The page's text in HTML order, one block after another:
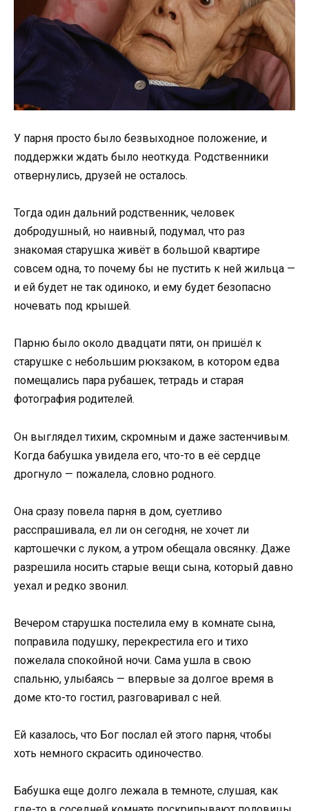
У парня просто было безвыходное положение, и
поддержки ждать было неоткуда. Родственники
отвернулись, друзей не осталось.
Тогда один дальний родственник, человек
добродушный, но наивный, подумал, что раз
знакомая старушка живёт в большой квартире
совсем одна, то почему бы не пустить к ней жильца —
и ей будет не так одиноко, и ему будет безопасно
ночевать под крышей.
Парню было около двадцати пяти, он пришёл к
старушке с небольшим рюкзаком, в котором едва
помещались пара рубашек, тетрадь и старая
фотография родителей.
Он выглядел тихим, скромным и даже застенчивым.
Когда бабушка увидела его, что-то в её сердце
дрогнуло — пожалела, словно родного.
Она сразу повела парня в дом, суетливо
расспрашивала, ел ли он сегодня, не хочет ли
картошечки с луком, а утром обещала овсянку. Даже
разрешила носить старые вещи сына, который давно
уехал и редко звонил.
Вечером старушка постелила ему в комнате сына,
поправила подушку, перекрестила его и тихо
пожелала спокойной ночи. Сама ушла в свою
спальню, улыбаясь — впервые за долгое время в
доме кто-то гостил, разговаривал с ней.
Ей казалось, что Бог послал ей этого парня, чтобы
хоть немного скрасить одиночество.
Бабушка еще долго лежала в темноте, слушая, как